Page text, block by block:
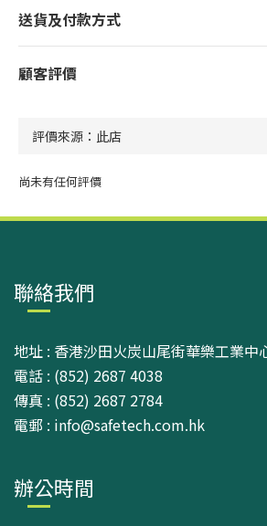
送貨及付款方式
顧客評價
尚未有任何評價
聯絡我們
地址 : 香港沙田火炭山尾街華樂工業中
電話 : (852) 2687 4038
傳真 : (852) 2687 2784
電郵 : info@safetech.com.hk
辦公時間